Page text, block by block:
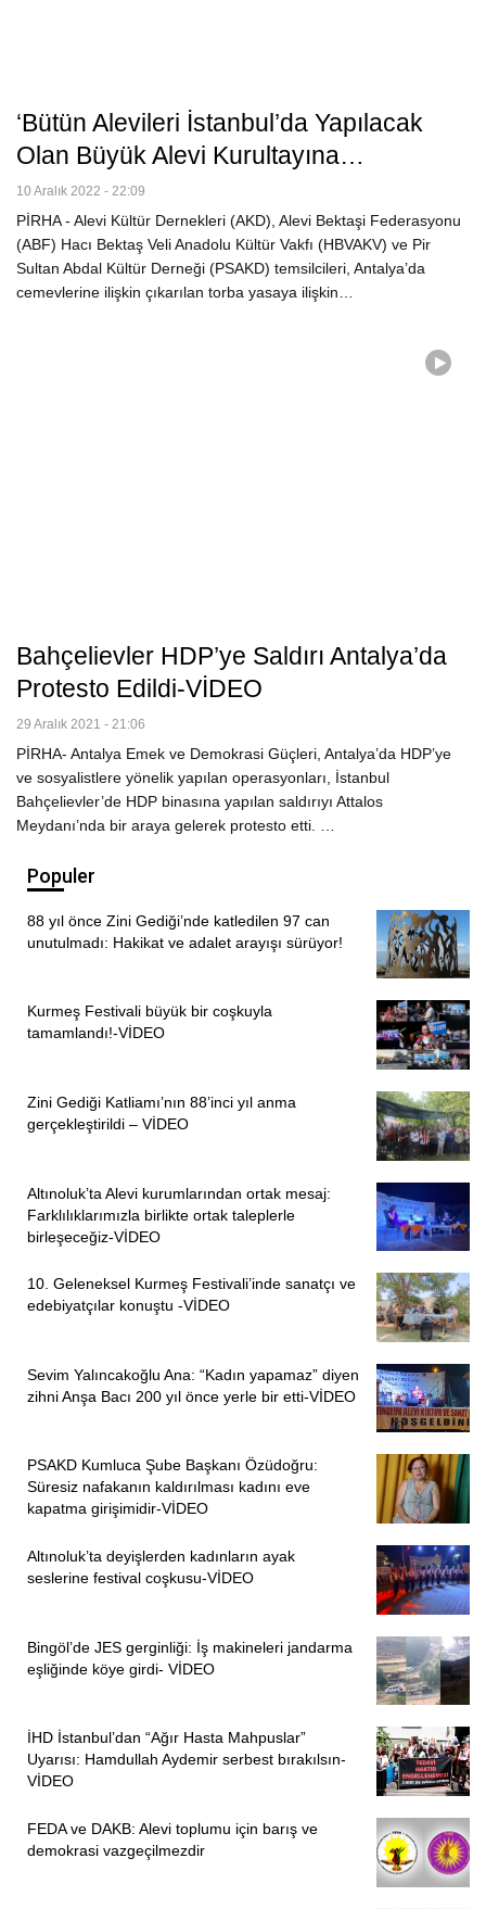
‘Bütün Alevileri İstanbul’da Yapılacak
Olan Büyük Alevi Kurultayına…
10 Aralık 2022 - 22:09
PİRHA - Alevi Kültür Dernekleri (AKD), Alevi Bektaşi Federasyonu
(ABF) Hacı Bektaş Veli Anadolu Kültür Vakfı (HBVAKV) ve Pir
Sultan Abdal Kültür Derneği (PSAKD) temsilcileri, Antalya’da
cemevlerine ilişkin çıkarılan torba yasaya ilişkin…
Bahçelievler HDP’ye Saldırı Antalya’da
Protesto Edildi-VİDEO
29 Aralık 2021 - 21:06
PİRHA- Antalya Emek ve Demokrasi Güçleri, Antalya’da HDP’ye
ve sosyalistlere yönelik yapılan operasyonları, İstanbul
Bahçelievler’de HDP binasına yapılan saldırıyı Attalos
Meydanı’nda bir araya gelerek protesto etti. …
Populer
88 yıl önce Zini Gediği’nde katledilen 97 can
unutulmadı: Hakikat ve adalet arayışı sürüyor!
Kurmeş Festivali büyük bir coşkuyla
tamamlandı!-VİDEO
Zini Gediği Katliamı’nın 88’inci yıl anma
gerçekleştirildi – VİDEO
Altınoluk’ta Alevi kurumlarından ortak mesaj:
Farklılıklarımızla birlikte ortak taleplerle
birleşeceğiz-VİDEO
10. Geleneksel Kurmeş Festivali’inde sanatçı ve
edebiyatçılar konuştu -VİDEO
Sevim Yalıncakoğlu Ana: “Kadın yapamaz” diyen
zihni Anşa Bacı 200 yıl önce yerle bir etti-VİDEO
PSAKD Kumluca Şube Başkanı Özüdoğru:
Süresiz nafakanın kaldırılması kadını eve
kapatma girişimidir-VİDEO
Altınoluk’ta deyişlerden kadınların ayak
seslerine festival coşkusu-VİDEO
Bingöl’de JES gerginliği: İş makineleri jandarma
eşliğinde köye girdi- VİDEO
İHD İstanbul’dan “Ağır Hasta Mahpuslar”
Uyarısı: Hamdullah Aydemir serbest bırakılsın-
VİDEO
FEDA ve DAKB: Alevi toplumu için barış ve
demokrasi vazgeçilmezdir